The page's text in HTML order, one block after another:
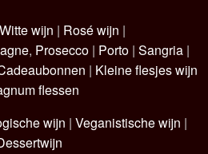
Witte wijn | Rosé wijn |
, Prosecco | Porto | Sangria |
| Kleine flesjes wijn
flessen
wijn | Veganistische wijn |